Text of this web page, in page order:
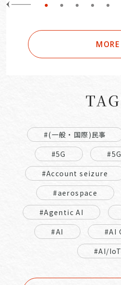
MORE
#(一般・国際)民事
#5G
#Account seizure
#aerospace
#Agentic AI
#AI
#AI
#AI/IoT